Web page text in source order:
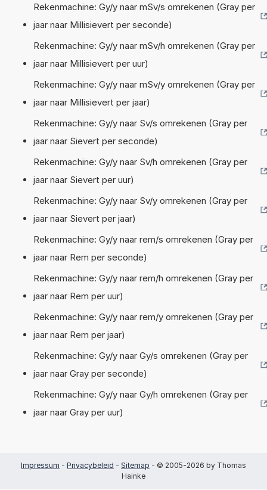
Rekenmachine: Gy/y naar mSv/s omrekenen (Gray per
jaar naar Millisievert per seconde)
Rekenmachine: Gy/y naar mSv/h omrekenen (Gray per
jaar naar Millisievert per uur)
Rekenmachine: Gy/y naar mSv/y omrekenen (Gray per
jaar naar Millisievert per jaar)
Rekenmachine: Gy/y naar Sv/s omrekenen (Gray per
jaar naar Sievert per seconde)
Rekenmachine: Gy/y naar Sv/h omrekenen (Gray per
jaar naar Sievert per uur)
Rekenmachine: Gy/y naar Sv/y omrekenen (Gray per
jaar naar Sievert per jaar)
Rekenmachine: Gy/y naar rem/s omrekenen (Gray per
jaar naar Rem per seconde)
Rekenmachine: Gy/y naar rem/h omrekenen (Gray per
jaar naar Rem per uur)
Rekenmachine: Gy/y naar rem/y omrekenen (Gray per
jaar naar Rem per jaar)
Rekenmachine: Gy/y naar Gy/s omrekenen (Gray per
jaar naar Gray per seconde)
Rekenmachine: Gy/y naar Gy/h omrekenen (Gray per
jaar naar Gray per uur)
Impressum - Privacybeleid - Sitemap - © 2005-2026 by Thomas
Hainke